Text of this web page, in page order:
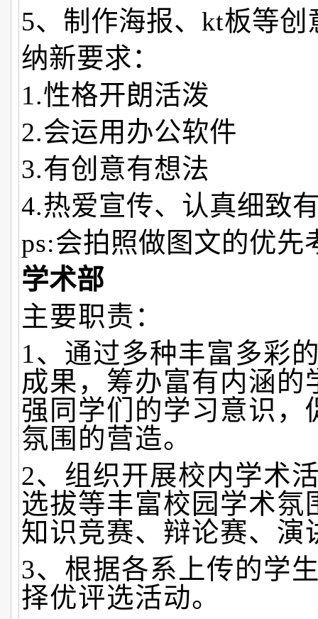
5、制作海报、kt板等创
纳新要求：
1.性格开朗活泼
2.会运用办公软件
3.有创意有想法
4.热爱宣传、认真细致
ps:会拍照做图文的优先
学术部
主要职责：
1、通过多种丰富多彩
成果，筹办富有内涵的
强同学们的学习意识，
氛围的营造。
2、组织开展校内学术
选拔等丰富校园学术氛
知识竞赛、辩论赛、演
3、根据各系上传的学
择优评选活动。